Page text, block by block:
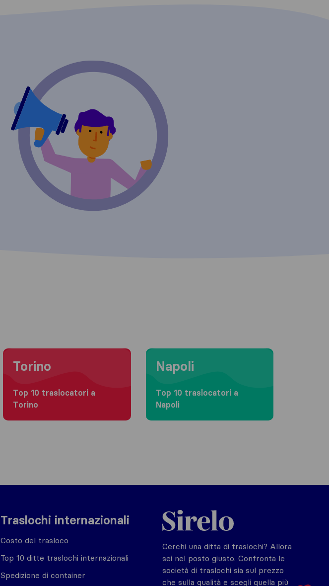
Moving to Torino
Torino
Top 10 traslocatori a
Torino
Moving to Napoli
Napoli
Top 10 traslocatori a
Napoli
Traslochi internazionali
Costo del trasloco
Top 10 ditte traslochi internazionali
Spedizione di container
Sirelo.it
Cerchi una ditta di traslochi? Allora
sei nel posto giusto. Confronta le
società di traslochi sia sul prezzo
che sulla qualità e scegli quella più